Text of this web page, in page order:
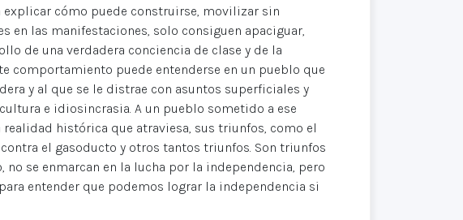
cómo puede construirse, movilizar sin
en las manifestaciones, solo consiguen apaciguar,
de una verdadera conciencia de clase y de la
comportamiento puede entenderse en un pueblo que
y al que se le distrae con asuntos superficiales y
e idiosincrasia. A un pueblo sometido a ese
histórica que atraviesa, sus triunfos, como el
el gasoducto y otros tantos triunfos. Son triunfos
se enmarcan en la lucha por la independencia, pero
entender que podemos lograr la independencia si